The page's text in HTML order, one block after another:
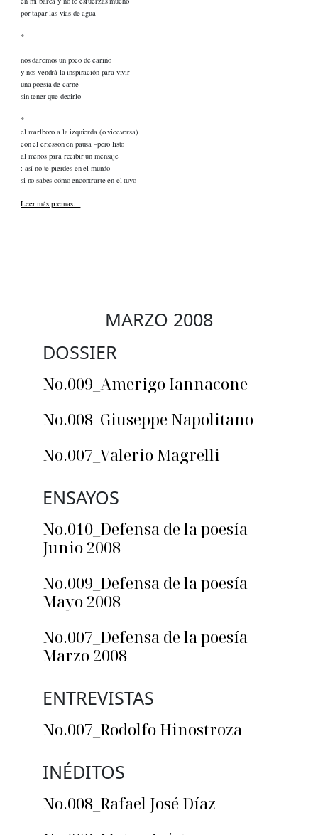
por tapar las vías de agua
*
nos daremos un poco de cariño
y nos vendrá la inspiración para vivir
una poesía de carne
sin tener que decirlo
*
el marlboro a la izquierda (o viceversa)
con el ericsson en pausa –pero listo
al menos para recibir un mensaje
: así no te pierdes en el mundo
si no sabes cómo encontrarte en el tuyo
Leer más poemas…
MARZO 2008
DOSSIER
No.009_Amerigo Iannacone
No.008_Giuseppe Napolitano
No.007_Valerio Magrelli
ENSAYOS
No.010_Defensa de la poesía –
Junio 2008
No.009_Defensa de la poesía –
Mayo 2008
No.007_Defensa de la poesía –
Marzo 2008
ENTREVISTAS
No.007_Rodolfo Hinostroza
INÉDITOS
No.008_Rafael José Díaz